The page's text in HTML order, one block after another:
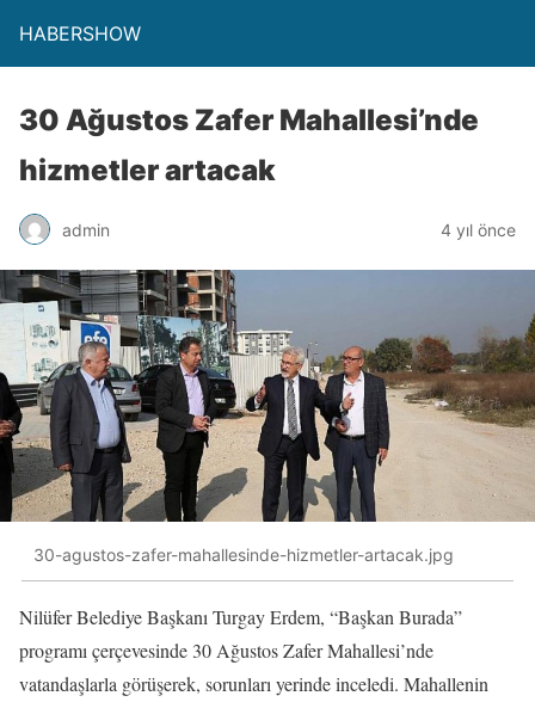
HABERSHOW
30 Ağustos Zafer Mahallesi’nde
hizmetler artacak
admin 4 yıl önce
30-agustos-zafer-mahallesinde-hizmetler-artacak.jpg
Nilüfer Belediye Başkanı Turgay Erdem, “Başkan Burada”
programı çerçevesinde 30 Ağustos Zafer Mahallesi’nde
vatandaşlarla görüşerek, sorunları yerinde inceledi. Mahallenin